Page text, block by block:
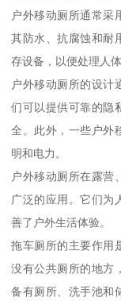
户外移动厕所通常采
其防水、抗腐蚀和耐
存设备，以便处理人
户外移动厕所的设计
们可以提供可靠的隐
全。此外，一些户外
明和电力。
户外移动厕所在露营
广泛的应用。它们为
善了户外生活体验。
拖车厕所的主要作用
没有公共厕所的地方
备有厕所、洗手池和